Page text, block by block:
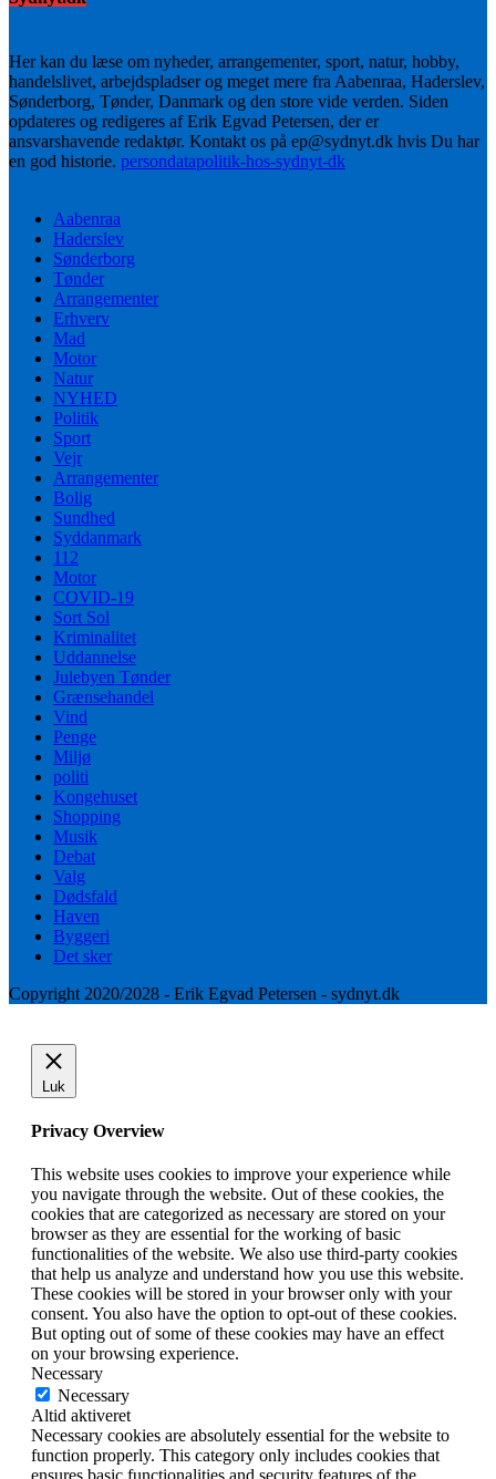
Her kan du læse om nyheder, arrangementer, sport, natur, hobby,
handelslivet, arbejdspladser og meget mere fra Aabenraa, Haderslev,
Sønderborg, Tønder, Danmark og den store vide verden. Siden
opdateres og redigeres af Erik Egvad Petersen, der er
ansvarshavende redaktør. Kontakt os på ep@sydnyt.dk hvis Du har
en god historie. persondatapolitik-hos-sydnyt-dk
Aabenraa
Haderslev
Sønderborg
Tønder
Arrangementer
Erhverv
Mad
Motor
Natur
NYHED
Politik
Sport
Vejr
Arrangementer
Bolig
Sundhed
Syddanmark
112
Motor
COVID-19
Sort Sol
Kriminalitet
Uddannelse
Julebyen Tønder
Grænsehandel
Vind
Penge
Miljø
politi
Kongehuset
Shopping
Musik
Debat
Valg
Dødsfald
Haven
Byggeri
Det sker
Copyright 2020/2028 - Erik Egvad Petersen - sydnyt.dk
Luk
Privacy Overview
This website uses cookies to improve your experience while
you navigate through the website. Out of these cookies, the
cookies that are categorized as necessary are stored on your
browser as they are essential for the working of basic
functionalities of the website. We also use third-party cookies
that help us analyze and understand how you use this website.
These cookies will be stored in your browser only with your
consent. You also have the option to opt-out of these cookies.
But opting out of some of these cookies may have an effect
on your browsing experience.
Necessary
Necessary
Altid aktiveret
Necessary cookies are absolutely essential for the website to
function properly. This category only includes cookies that